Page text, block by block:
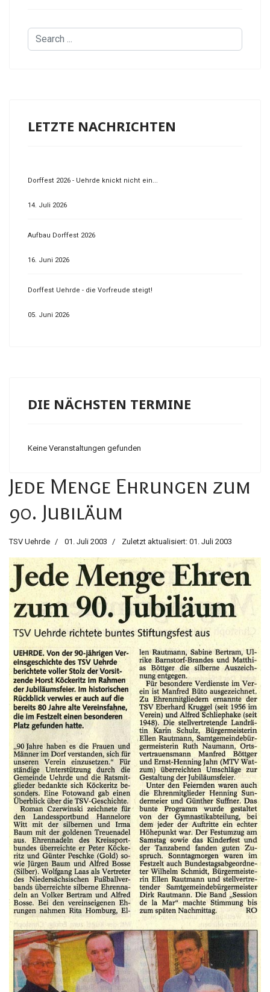
Search
LETZTE NACHRICHTEN
Dorffest 2026 - Uehrde knickt nicht ein...
14. Juli 2026
Aufbau Dorffest 2026
16. Juni 2026
Dorffest Uehrde - die Vorfreude steigt!
05. Juni 2026
DIE NÄCHSTEN TERMINE
Keine Veranstaltungen gefunden
Jede Menge Ehrungen zum
90. Jubiläum
TSV Uehrde 01. Juli 2003 Zuletzt aktualisiert: 01. Juli 2003